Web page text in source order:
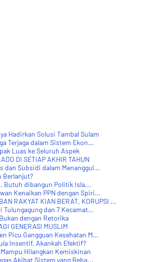
Hadirkan Solusi Tambal Sulam
Terjaga dalam Sistem Ekon...
Luas ke Seluruh Aspek
DI SETIAP AKHIR TAHUN
dan Subsidi dalam Menanggul...
Berlanjut?
Butuh dibangun Politik Isla...
Kenaikan PPN dengan Spiri...
RAKYAT KIAN BERAT, KORUPSI ...
Tulungagung dan 7 Kecamat...
dengan Retorika
GENERASI MUSLIM
Picu Gangguan Kesehatan M...
Insentif, Akankah Efektif?
Hilangkan Kemiskinan
Akibat Sistem yang Beba...